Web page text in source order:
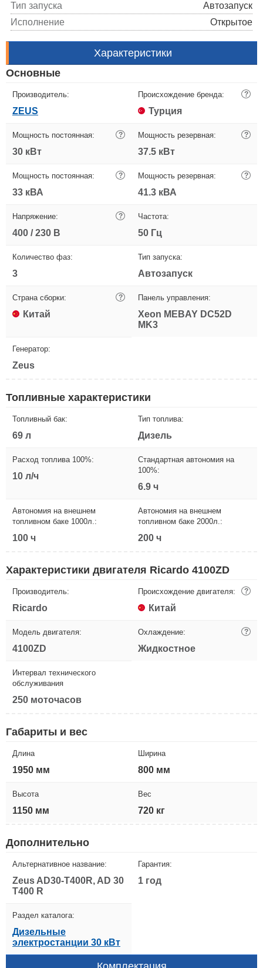
Тип запуска
Автозапуск
Исполнение
Открытое
Характеристики
Основные
Производитель:
ZEUS
Происхождение бренда: ?
Турция
Мощность постоянная: ?
30 кВт
Мощность резервная: ?
37.5 кВт
Мощность постоянная: ?
33 кВА
Мощность резервная: ?
41.3 кВА
Напряжение: ?
400 / 230 В
Частота:
50 Гц
Количество фаз:
3
Тип запуска:
Автозапуск
Страна сборки: ?
Китай
Панель управления:
Xeon MEBAY DC52D
MK3
Генератор:
Zeus
Топливные характеристики
Топливный бак:
69 л
Тип топлива:
Дизель
Расход топлива 100%:
10 л/ч
Стандартная автономия на
100%:
6.9 ч
Автономия на внешнем
топливном баке 1000л.:
100 ч
Автономия на внешнем
топливном баке 2000л.:
200 ч
Характеристики двигателя Ricardo 4100ZD
Производитель:
Ricardo
Происхождение двигателя: ?
Китай
Модель двигателя:
4100ZD
Охлаждение: ?
Жидкостное
Интервал технического
обслуживания
250 моточасов
Габариты и вес
Длина
1950 мм
Ширина
800 мм
Высота
1150 мм
Вес
720 кг
Дополнительно
Альтернативное название:
Zeus AD30-T400R, AD 30
T400 R
Гарантия:
1 год
Раздел каталога:
Дизельные
электростанции 30 кВт